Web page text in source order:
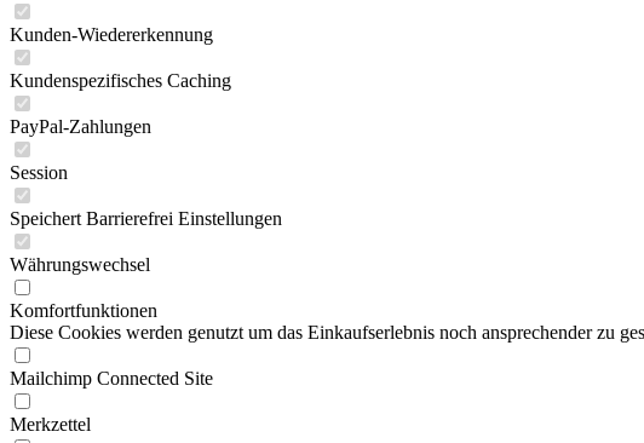
Kunden-Wiedererkennung
Kundenspezifisches Caching
PayPal-Zahlungen
Session
Speichert Barrierefrei Einstellungen
Währungswechsel
Komfortfunktionen
Diese Cookies werden genutzt um das Einkaufserlebnis noch ansprechender zu
Mailchimp Connected Site
Merkzettel